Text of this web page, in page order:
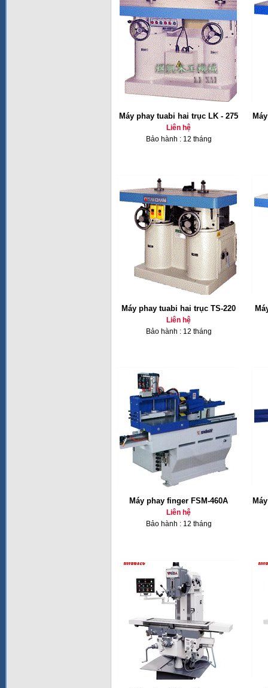
Máy phay tuabi hai trục LK - 275
Liên hệ
Bảo hành : 12 tháng
Máy phay tuabi hai trục TS-220
Liên hệ
Bảo hành : 12 tháng
Máy phay finger FSM-460A
Liên hệ
Bảo hành : 12 tháng